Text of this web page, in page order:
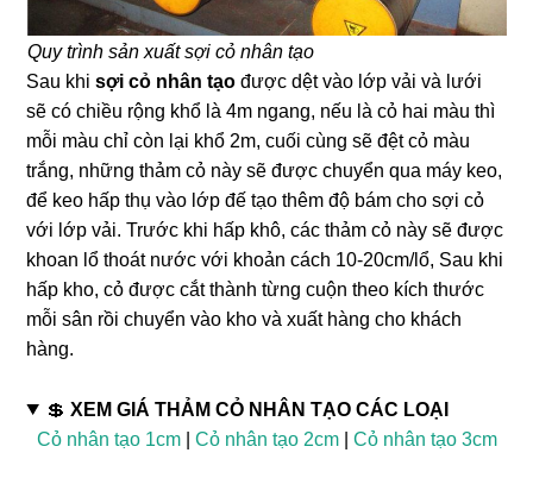
Quy trình sản xuất sợi cỏ nhân tạo
Sau khisợi cỏ nhân tạo được dệt vào lớp vải và lưới
sẽ có chiều rộng khổ là 4m ngang, nếu là cỏ hai màu thì
mỗi màu chỉ còn lại khổ 2m, cuối cùng sẽ đệt cỏ màu
trắng, những thảm cỏ này sẽ được chuyển qua máy keo,
để keo hấp thụ vào lớp đế tạo thêm độ bám cho sợi cỏ
với lớp vải. Trước khi hấp khô, các thảm cỏ này sẽ được
khoan lổ thoát nước với khoản cách 10-20cm/lổ, Sau khi
hấp kho, cỏ được cắt thành từng cuộn theo kích thước
mỗi sân rồi chuyển vào kho và xuất hàng cho khách
hàng.
💲XEM GIÁ THẢM CỎ NHÂN TẠO CÁC LOẠI
Cỏ nhân tạo 1cm| Cỏ nhân tạo 2cm| Cỏ nhân tạo 3cm